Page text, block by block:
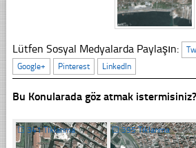
Lütfen Sosyal Medyalarda Paylaşın:
Google+
Pinterest LinkedIn
Bu Konularada göz atmak istermisiniz?
☐ 341 Tıklanma ☐395 Tıklanma